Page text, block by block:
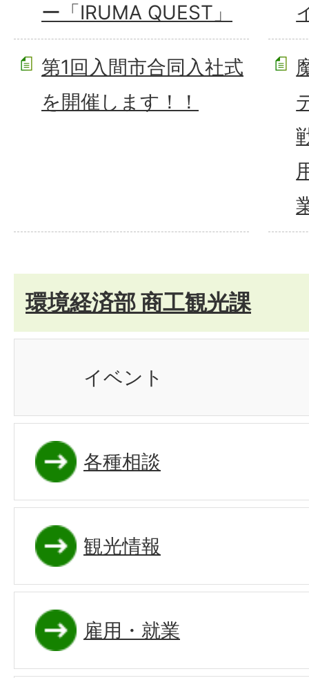
ー「IRUMA QUEST」
第1回入間市合同入社式
を開催します！！
環境経済部 商工観光課
イベント
各種相談
観光情報
雇用・就業